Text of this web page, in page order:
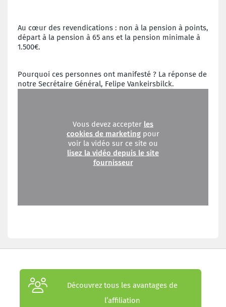
Au cœur des revendications : non à la pension à points,
départ à la pension à 65 ans et la pension minimale à
1.500€.
Pourquoi ces personnes ont manifesté ? La réponse de
notre Secrétaire Général, Felipe Vankeirsbilck.
Vous devez accepter les
cookies de marketing pour
voir la vidéo sur ce site ou
lisez la vidéo depuis le site
fournisseur
Découvrez tous les avantages de
l’affiliation